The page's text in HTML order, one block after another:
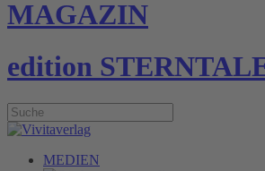
MAGAZIN
edition
MEDIEN